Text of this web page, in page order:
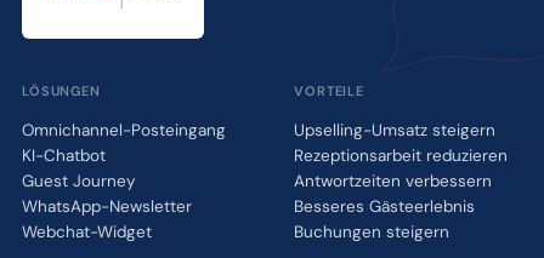
LÖSUNGEN
Omnichannel-Posteingang
KI-Chatbot
Guest Journey
WhatsApp-Newsletter
Webchat-Widget
VORTEILE
Upselling-Umsatz steigern
Rezeptionsarbeit reduzieren
Antwortzeiten verbessern
Besseres Gästeerlebnis
Buchungen steigern